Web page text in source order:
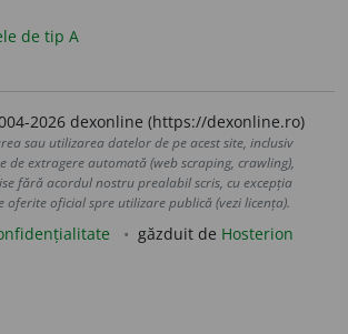
de tip A
2026 dexonline (https://dexonline.ro)
sau utilizarea datelor de pe acest site, inclusiv
de extragere automată (web scraping, crawling),
fără acordul nostru prealabil scris, cu excepția
oferite oficial spre utilizare publică (vezi licența).
găzduit de Hosterion